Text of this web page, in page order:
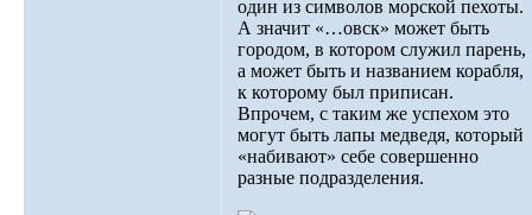
один из символов морской пехоты.
А значит «…овск» может быть
городом, в котором служил парень,
а может быть и названием корабля,
к которому был приписан.
Впрочем, с таким же успехом это
могут быть лапы медведя, который
«набивают» себе совершенно
разные подразделения.